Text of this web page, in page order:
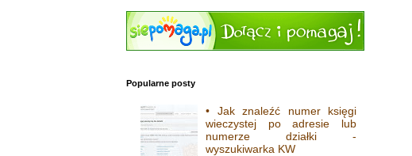
Popularne posty
• Jak znaleźć numer księgi
wieczystej po adresie lub
numerze działki -
wyszukiwarka KW